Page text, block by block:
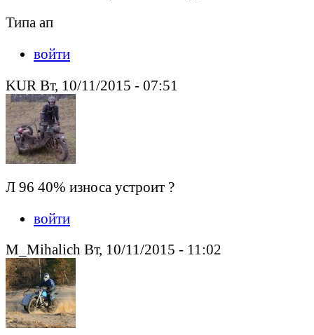
Типа ап
войти
KUR Вт, 10/11/2015 - 07:51
Л 96 40% износа устроит ?
войти
M_Mihalich Вт, 10/11/2015 - 11:02